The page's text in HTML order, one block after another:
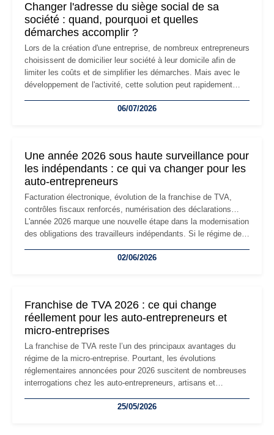
Changer l'adresse du siège social de sa
société : quand, pourquoi et quelles
démarches accomplir ?
Lors de la création d'une entreprise, de nombreux entrepreneurs
choisissent de domicilier leur société à leur domicile afin de
limiter les coûts et de simplifier les démarches. Mais avec le
développement de l'activité, cette solution peut rapidement
professionnels, recrutement, image de marque… Le
06/07/2026
Une année 2026 sous haute surveillance pour
les indépendants : ce qui va changer pour les
auto-entrepreneurs
Facturation électronique, évolution de la franchise de TVA,
contrôles fiscaux renforcés, numérisation des déclarations…
L'année 2026 marque une nouvelle étape dans la modernisation
des obligations des travailleurs indépendants. Si le régime de
les auto-entrepreneurs devront s'adapter à un environnement
02/06/2026
Franchise de TVA 2026 : ce qui change
réellement pour les auto-entrepreneurs et
micro-entreprises
La franchise de TVA reste l’un des principaux avantages du
régime de la micro-entreprise. Pourtant, les évolutions
réglementaires annoncées pour 2026 suscitent de nombreuses
interrogations chez les auto-entrepreneurs, artisans et
facturation ou risque de bascule vers la TVA : les règles
25/05/2026